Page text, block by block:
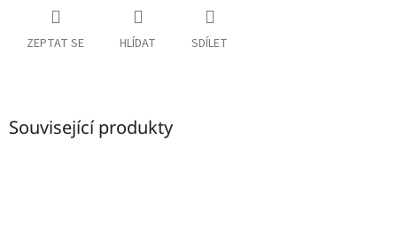
ZEPTAT SE HLÍDAT SDÍLET
Související produkty